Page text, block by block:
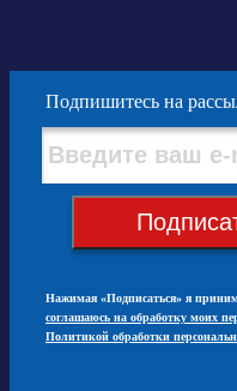
Подпишитесь на
Нажимая «Подписаться» я
соглашаюсь на обработку моих
Политикой обработки